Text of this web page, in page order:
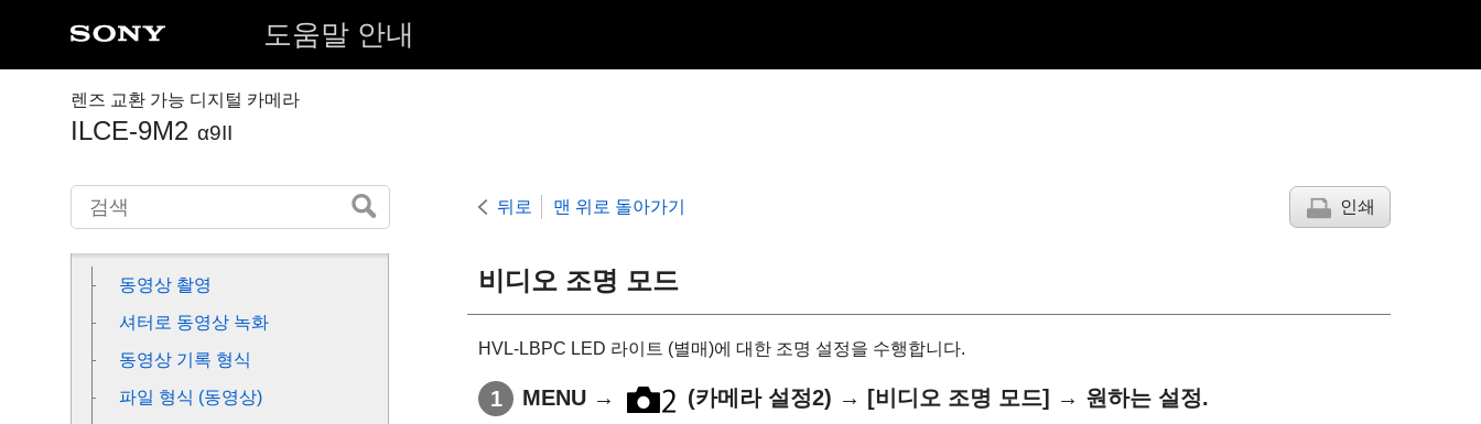
도움말 안내
렌즈 교환 가능 디지털 카메라
ILCE-9M2 α9II
뒤로 맨 위로 돌아가기 인쇄
비디오 조명 모드
HVL-LBPC LED 라이트 (별매)에 대한 조명 설정을 수행합니다.
MENU → (카메라 설정2) → [비디오 조명 모드] → 원하는 설정.
카메라 준비하기
동영상 촬영
동영상 촬영
셔터로 동영상 녹화
동영상 기록 형식
파일 형식 (동영상)